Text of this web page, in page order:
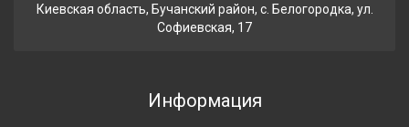
Киевская область, Бучанский район, с. Белогородка, ул.
Софиевская, 17
Информация